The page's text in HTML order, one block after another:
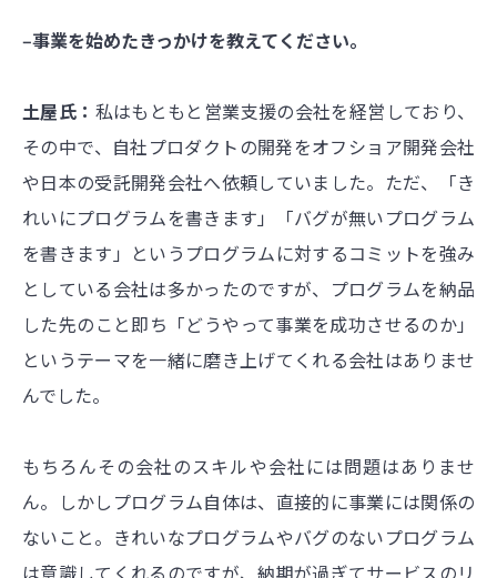
‒事業を始めたきっかけを教えてください。
土屋氏： 私はもともと営業支援の会社を経営しており、
その中で、自社プロダクトの開発をオフショア開発会社
や日本の受託開発会社へ依頼していました。ただ、「き
れいにプログラムを書きます」「バグが無いプログラム
を書きます」というプログラムに対するコミットを強み
としている会社は多かったのですが、プログラムを納品
した先のこと即ち「どうやって事業を成功させるのか」
というテーマを一緒に磨き上げてくれる会社はありませ
んでした。
もちろんその会社のスキルや会社には問題はありませ
ん。しかしプログラム自体は、直接的に事業には関係の
ないこと。きれいなプログラムやバグのないプログラム
は意識してくれるのですが、納期が過ぎてサービスのリ